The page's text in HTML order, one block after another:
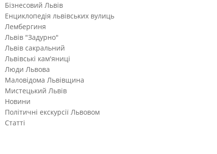
Бізнесовий Львів
Енциклопедія львівських вулиць
Лембергиня
Львів "Задурно"
Львів сакральний
Львівські кам'яниці
Люди Львова
Маловідома Львівщина
Мистецький Львів
Новини
Політичні екскурсії Львовом
Статті